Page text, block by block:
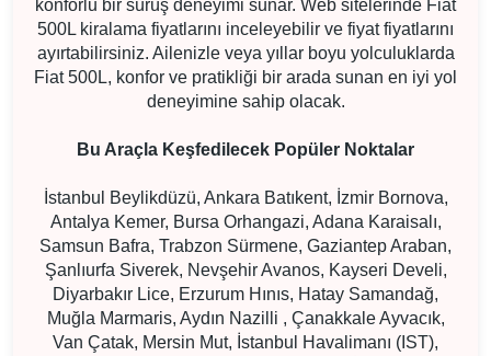
konforlu bir sürüş deneyimi sunar. Web sitelerinde Fiat
500L kiralama fiyatlarını inceleyebilir ve fiyat fiyatlarını
ayırtabilirsiniz. Ailenizle veya yıllar boyu yolculuklarda
Fiat 500L, konfor ve pratikliği bir arada sunan en iyi yol
deneyimine sahip olacak.
Bu Araçla Keşfedilecek Popüler Noktalar
İstanbul Beylikdüzü, Ankara Batıkent, İzmir Bornova,
Antalya Kemer, Bursa Orhangazi, Adana Karaisalı,
Samsun Bafra, Trabzon Sürmene, Gaziantep Araban,
Şanlıurfa Siverek, Nevşehir Avanos, Kayseri Develi,
Diyarbakır Lice, Erzurum Hınıs, Hatay Samandağ,
Muğla Marmaris, Aydın Nazilli , Çanakkale Ayvacık,
Van Çatak, Mersin Mut, İstanbul Havalimanı (IST),